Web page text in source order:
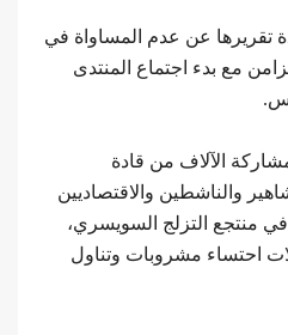
تقريرها عن عدم المساواة في
مع بدء اجتماع المنتدى
الآلاف من قادة
والناشطين والاقتصاديين
منتجع التزلج السويسري،
احتساء مشروبات وتناول